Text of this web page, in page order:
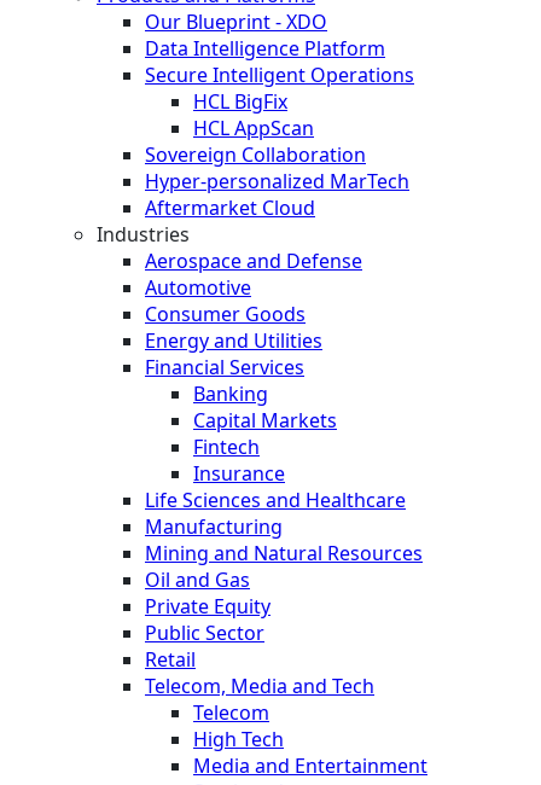
Our Blueprint - XDO
Data Intelligence Platform
Secure Intelligent Operations
HCL BigFix
HCL AppScan
Sovereign Collaboration
Hyper-personalized MarTech
Aftermarket Cloud
Industries
Aerospace and Defense
Automotive
Consumer Goods
Energy and Utilities
Financial Services
Banking
Capital Markets
Fintech
Insurance
Life Sciences and Healthcare
Manufacturing
Mining and Natural Resources
Oil and Gas
Private Equity
Public Sector
Retail
Telecom, Media and Tech
Telecom
High Tech
Media and Entertainment